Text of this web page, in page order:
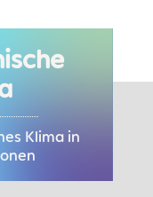
Klima in